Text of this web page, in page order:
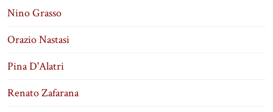
Nino Grasso
Orazio Nastasi
Pina D'Alatri
Renato Zafarana